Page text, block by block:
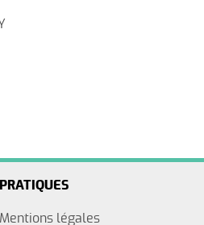
PRATIQUES
Mentions légales